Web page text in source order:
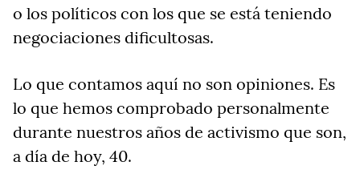
o los políticos con los que se está teniendo
negociaciones dificultosas.
Lo que contamos aquí no son opiniones. Es
lo que hemos comprobado personalmente
durante nuestros años de activismo que son,
a día de hoy, 40.